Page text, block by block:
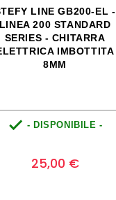
LINE GB200-EL -
LINEA 200 STANDARD
SERIES - CHITARRA
IMBOTTITA
8MM
 - DISPONIBILE -
25,00 €